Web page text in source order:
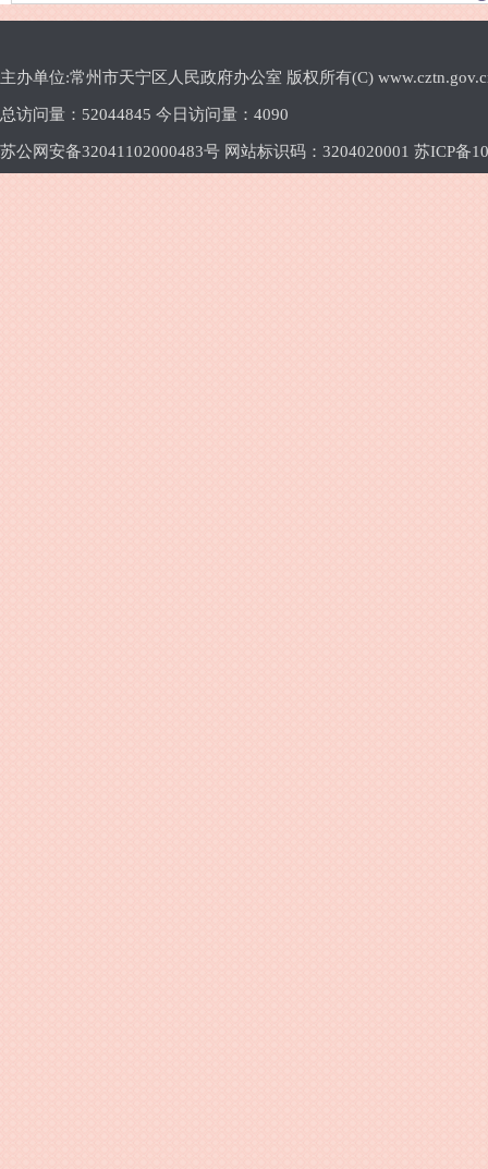
主办单位:常州市天宁区人民政府办公室 版权所有(C)
总访问量： 52044845 今日访问量： 4090
苏公网安备32041102000483号 网站标识码：3204020001 苏ICP备